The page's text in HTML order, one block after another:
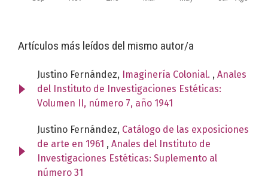
Artículos más leídos del mismo autor/a
Justino Fernández, Imaginería Colonial. , Anales
del Instituto de Investigaciones Estéticas:
Volumen II, número 7, año 1941
Justino Fernández, Catálogo de las exposiciones
de arte en 1961 , Anales del Instituto de
Investigaciones Estéticas: Suplemento al
número 31